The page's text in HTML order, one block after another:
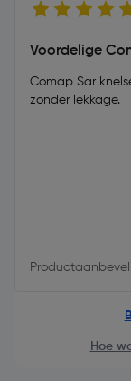
Voordelige
Comap Sar
zonder lekkage.
Hoe